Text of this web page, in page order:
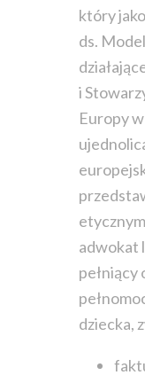
który
ds.
i
Europy
adwokat
pełniący
dziecka,